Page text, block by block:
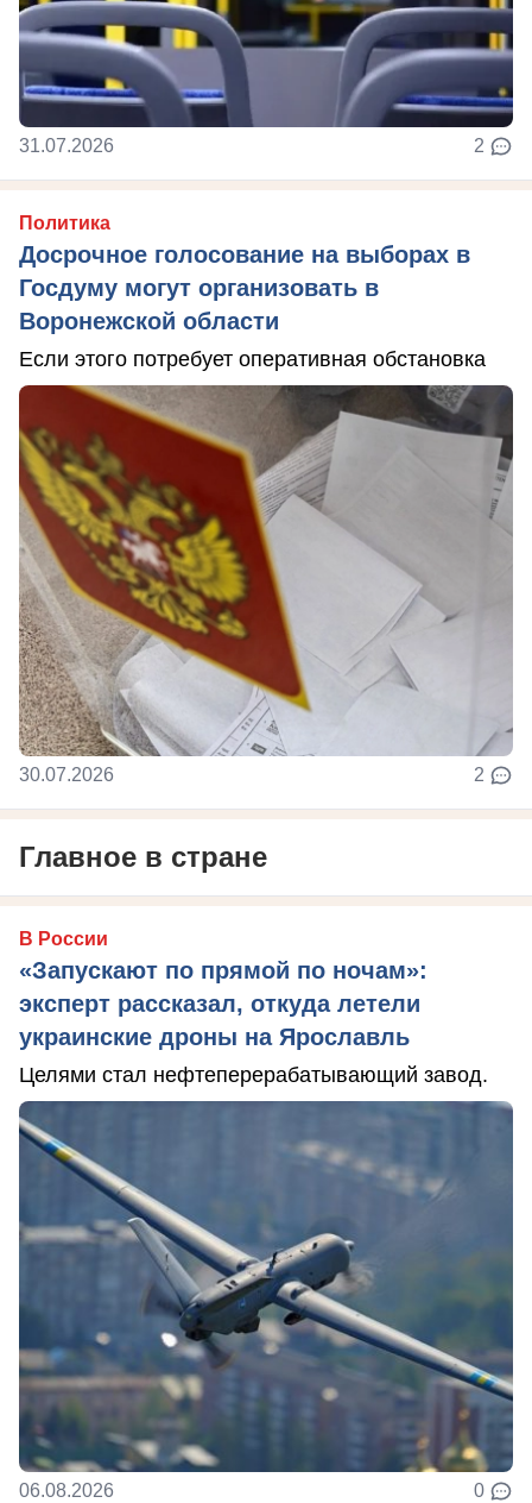
31.07.2026 2
Политика
Досрочное голосование на выборах в
Госдуму могут организовать в
Воронежской области
Если этого потребует оперативная обстановка
30.07.2026 2
Главное в стране
В России
«Запускают по прямой по ночам»:
эксперт рассказал, откуда летели
украинские дроны на Ярославль
Целями стал нефтеперерабатывающий завод.
06.08.2026 0